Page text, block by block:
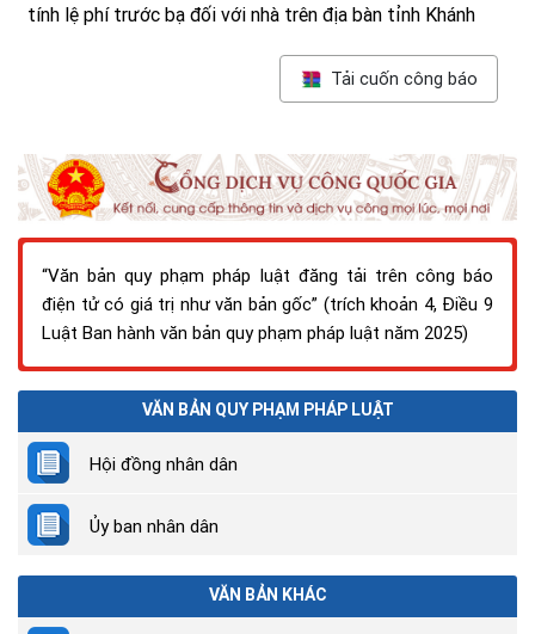
tính lệ phí trước bạ đối với nhà trên địa bàn tỉnh Khánh
Quyết định số 53/2026/QĐ-CTUBND về việc quy định
dụng để tính hao mòn và tỷ lệ hao mòn tài sản cố định vô
hình thuộc phạm vi quản lý của tỉnh Khánh Hòa
Quyết định số 56/2026/QĐ-UBND quy định Định mức kinh
tế - kỹ thuật xây dựng bảng giá đất; điều chỉnh, sửa đổi,
bổ sung bảng giá đất; định giá đất cụ thể trên địa bàn tỉnh
Khánh Hòa
Tải cuốn công báo
“Văn bản quy phạm pháp luật đăng tải trên công báo
điện tử có giá trị như văn bản gốc” (trích khoản 4, Điều 9
Luật Ban hành văn bản quy phạm pháp luật năm 2025)
VĂN BẢN QUY PHẠM PHÁP LUẬT
Hội đồng nhân dân
Ủy ban nhân dân
VĂN BẢN KHÁC